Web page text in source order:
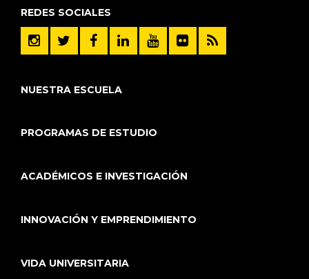
REDES SOCIALES
NUESTRA ESCUELA
PROGRAMAS DE ESTUDIO
ACADÉMICOS E INVESTIGACIÓN
INNOVACIÓN Y EMPRENDIMIENTO
VIDA UNIVERSITARIA